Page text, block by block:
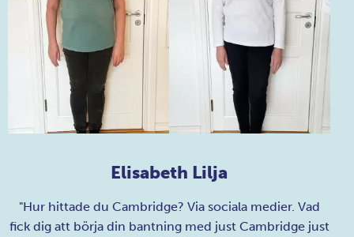
Elisabeth Lilja
"Hur hittade du Cambridge? Via sociala medier. Vad
fick dig att börja din bantning med just Cambridge just